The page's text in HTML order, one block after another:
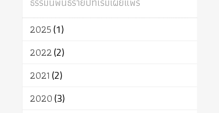
อินเดีย
ผู้บริโภค
ธรรมาธิปไตย
จักร
การแยกรัฐกับศาสนา
ธรรมชาติ
เทคโนโลยี
สิทธิ
พุทธบริษัท
อัตถะ
เทวดา
2025(1)
2022(2)
2021 (2)
2020(3)